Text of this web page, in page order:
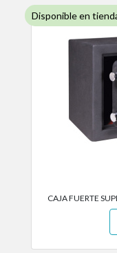
Disponible en
CAJA FUERTE